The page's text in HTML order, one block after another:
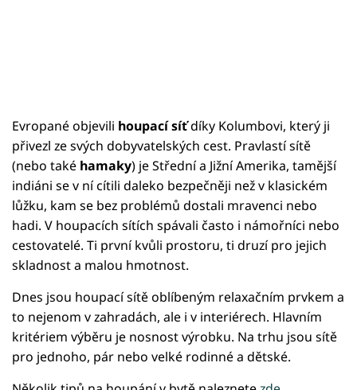
Evropané objevili houpací síťdíky Kolumbovi, který ji
přivezl ze svých dobyvatelských cest. Pravlastí sítě
(nebo také hamaky) je Střední a Jižní Amerika, tamější
indiáni se v ní cítili daleko bezpečněji než v klasickém
lůžku, kam se bez problémů dostali mravenci nebo
hadi. V houpacích sítích spávali často i námořníci nebo
cestovatelé. Ti první kvůli prostoru, ti druzí pro jejich
skladnost a malou hmotnost.
Dnes jsou houpací sítě oblíbeným relaxačním prvkem a
to nejenom v zahradách, ale i v interiérech. Hlavním
kritériem výběru je nosnost výrobku. Na trhu jsou sítě
pro jednoho, pár nebo velké rodinné a dětské.